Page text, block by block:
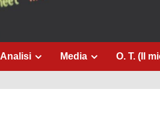
Analisi Media O. T. (Il